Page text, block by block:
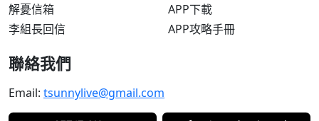
解憂信箱
李組長回信
APP下載
APP攻略手冊
聯絡我們
Email: tsunnylive@gmail.com